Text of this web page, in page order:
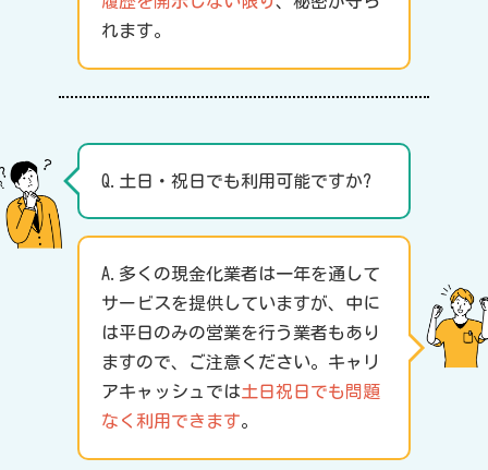
れます。
Q.土日・祝日でも利用可能ですか?
A.多くの現金化業者は一年を通して
サービスを提供していますが、中に
は平日のみの営業を行う業者もあり
ますので、ご注意ください。キャリ
アキャッシュでは土日祝日でも問題
なく利用できます。